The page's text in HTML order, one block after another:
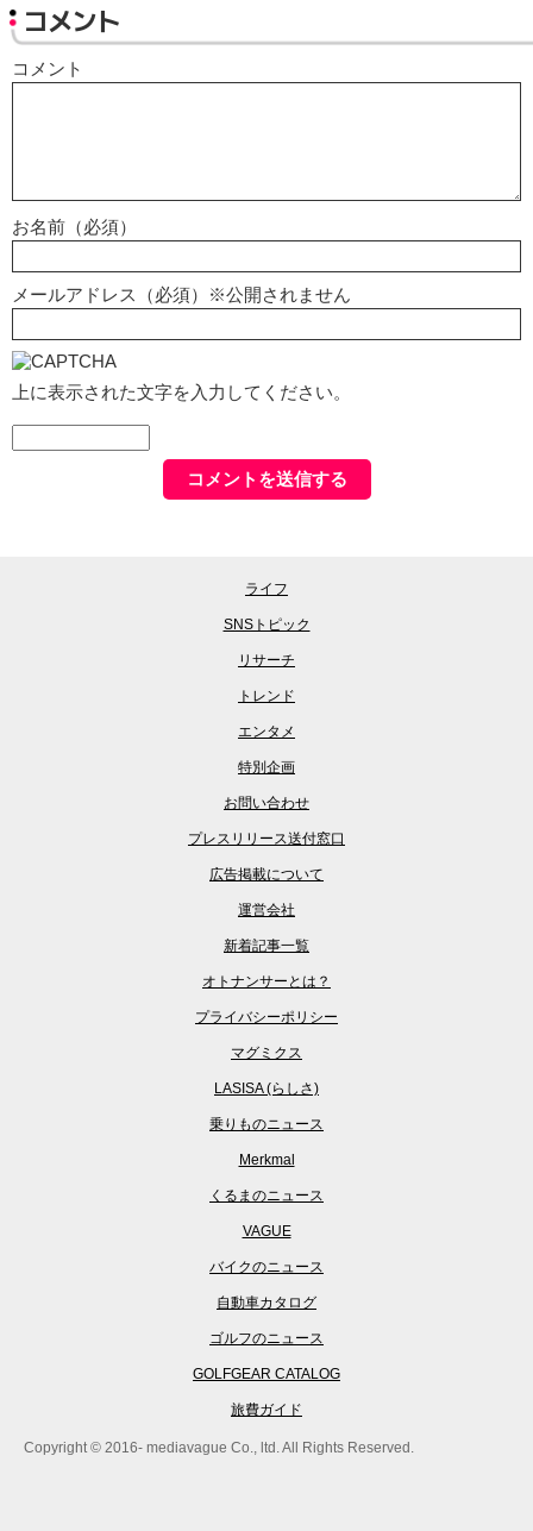
コメント
コメント
お名前（必須）
メールアドレス（必須）※公開されません
上に表示された文字を入力してください。
ライフ
SNSトピック
リサーチ
トレンド
エンタメ
特別企画
お問い合わせ
プレスリリース送付窓口
広告掲載について
運営会社
新着記事一覧
オトナンサーとは？
プライバシーポリシー
マグミクス
LASISA (らしさ)
乗りものニュース
Merkmal
くるまのニュース
VAGUE
バイクのニュース
自動車カタログ
ゴルフのニュース
GOLFGEAR CATALOG
旅費ガイド
Copyright © 2016- mediavague Co., ltd. All Rights Reserved.